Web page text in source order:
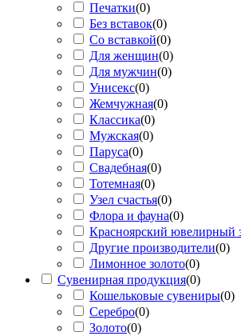
Печатки(0)
Без вставок(0)
Со вставкой(0)
Для женщин(0)
Для мужчин(0)
Унисекс(0)
Жемчужная(0)
Классика(0)
Мужская(0)
Паруса(0)
Свадебная(0)
Тотемная(0)
Узел счастья(0)
Флора и фауна(0)
Красноярский ювелирный
Другие производители(0)
Лимонное золото(0)
Сувенирная продукция(0)
Кошельковые сувениры(0)
Серебро(0)
Золото(0)